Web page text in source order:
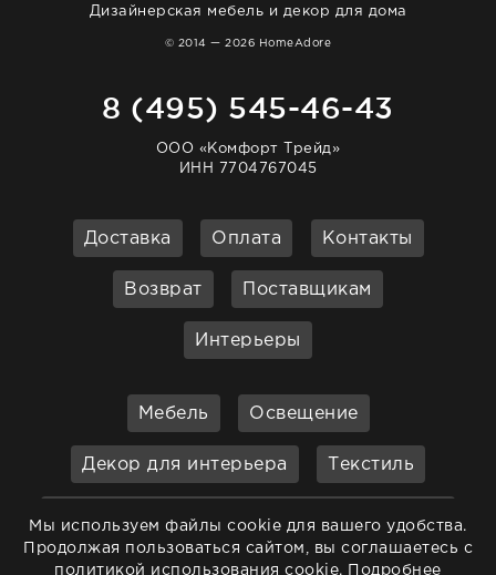
Дизайнерская мебель и декор для дома
© 2014 — 2026 HomeAdore
8 (495) 545-46-43
ООО «Комфорт Трейд»
ИНН 7704767045
Доставка Оплата Контакты
Возврат Поставщикам
Интерьеры
Мебель Освещение
Декор для интерьера Текстиль
Кухонные принадлежности и
аксессуары
Мы используем файлы cookie для вашего удобства.
Продолжая пользоваться сайтом, вы соглашаетесь с
политикой использования cookie.
Подробнее